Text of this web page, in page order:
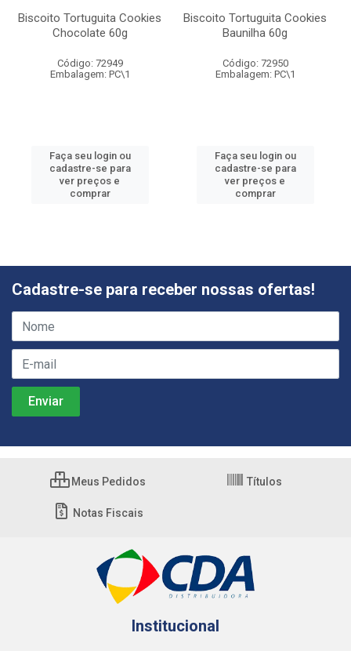
Biscoito Tortuguita Cookies
Chocolate 60g
Código: 72949
Embalagem: PC\1
Faça seu login ou
cadastre-se para
ver preços e
comprar
Biscoito Tortuguita Cookies
Baunilha 60g
Código: 72950
Embalagem: PC\1
Faça seu login ou
cadastre-se para
ver preços e
comprar
Cadastre-se para receber nossas ofertas!
Meus Pedidos Títulos
Notas Fiscais
Institucional